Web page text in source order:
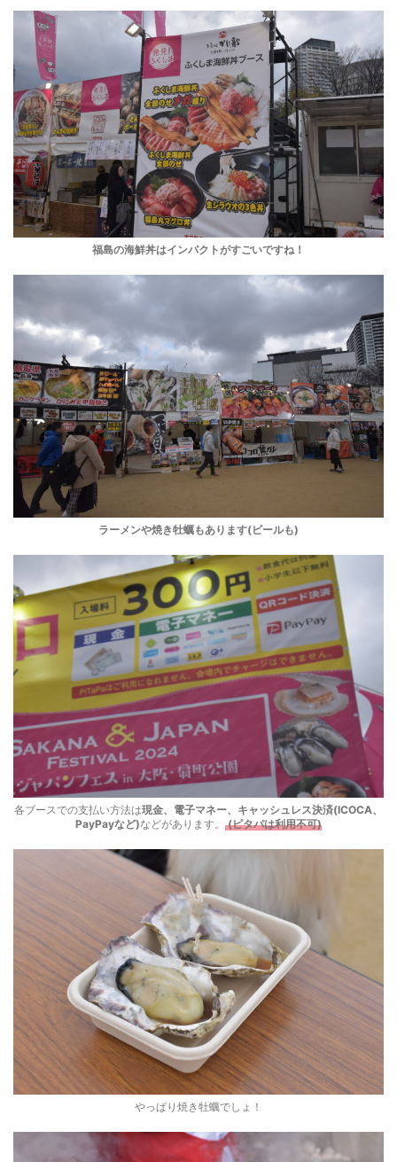
福島の海鮮丼はインパクトがすごいですね！
ラーメンや焼き牡蠣もあります(ビールも)
各ブースでの支払い方法は現金、電子マネー、キャッシュレス決済(ICOCA、
PayPayなど)などがあります。 (ピタパは利用不可)
やっぱり焼き牡蠣でしょ！